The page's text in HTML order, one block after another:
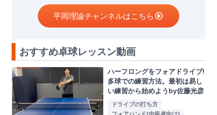
平岡理論チャンネルはこちら
おすすめ卓球レッスン動画
ハーフロングをフォアドライブ!
多球での練習方法。最初は易し
い練習から始めようby佐藤光彦
ドライブの打ち方